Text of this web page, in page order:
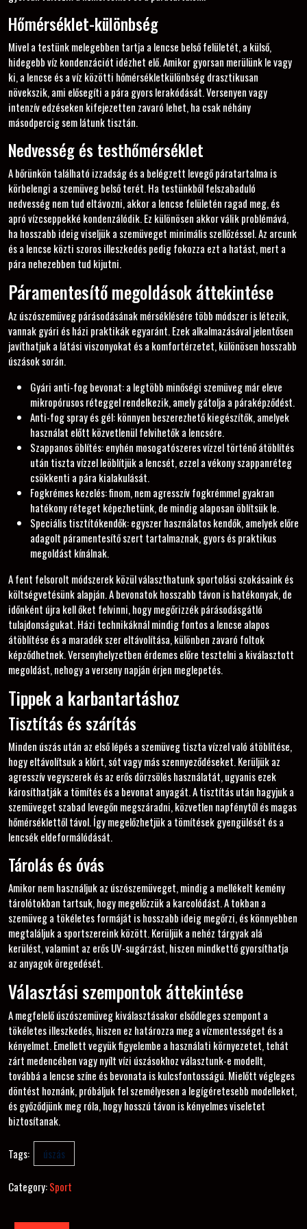
Hőmérséklet-különbség
Mivel a testünk melegebben tartja a lencse belső felületét, a külső,
hidegebb víz kondenzációt idézhet elő. Amikor gyorsan merülünk le vagy
ki, a lencse és a víz közötti hőmérsékletkülönbség drasztikusan
növekszik, ami elősegíti a pára gyors lerakódását. Versenyen vagy
intenzív edzéseken kifejezetten zavaró lehet, ha csak néhány
másodpercig sem látunk tisztán.
Nedvesség és testhőmérséklet
A bőrünkön található izzadság és a belégzett levegő páratartalma is
körbelengi a szemüveg belső terét. Ha testünkből felszabaduló
nedvesség nem tud eltávozni, akkor a lencse felületén ragad meg, és
apró vízcseppekké kondenzálódik. Ez különösen akkor válik problémává,
ha hosszabb ideig viseljük a szemüveget minimális szellőzéssel. Az arcunk
és a lencse közti szoros illeszkedés pedig fokozza ezt a hatást, mert a
pára nehezebben tud kijutni.
Páramentesítő megoldások áttekintése
Az úszószemüveg párásodásának mérséklésére több módszer is létezik,
vannak gyári és házi praktikák egyaránt. Ezek alkalmazásával jelentősen
javíthatjuk a látási viszonyokat és a komfortérzetet, különösen hosszabb
úszások során.
Gyári anti-fog bevonat: a legtöbb minőségi szemüveg már eleve
mikropórusos réteggel rendelkezik, amely gátolja a páraképződést.
Anti-fog spray és gél: könnyen beszerezhető kiegészítők, amelyek
használat előtt közvetlenül felvihetők a lencsére.
Szappanos öblítés: enyhén mosogatószeres vízzel történő átöblítés
után tiszta vízzel leöblítjük a lencsét, ezzel a vékony szappanréteg
csökkenti a pára kialakulását.
Fogkrémes kezelés: finom, nem agresszív fogkrémmel gyakran
hatékony réteget képezhetünk, de mindig alaposan öblítsük le.
Speciális tisztítókendők: egyszer használatos kendők, amelyek előre
adagolt páramentesítő szert tartalmaznak, gyors és praktikus
megoldást kínálnak.
A fent felsorolt módszerek közül választhatunk sportolási szokásaink és
költségvetésünk alapján. A bevonatok hosszabb távon is hatékonyak, de
időnként újra kell őket felvinni, hogy megőrizzék párásodásgátló
tulajdonságukat. Házi technikáknál mindig fontos a lencse alapos
átöblítése és a maradék szer eltávolítása, különben zavaró foltok
képződhetnek. Versenyhelyzetben érdemes előre tesztelni a kiválasztott
megoldást, nehogy a verseny napján érjen meglepetés.
Tippek a karbantartáshoz
Tisztítás és szárítás
Minden úszás után az első lépés a szemüveg tiszta vízzel való átöblítése,
hogy eltávolítsuk a klórt, sót vagy más szennyeződéseket. Kerüljük az
agresszív vegyszerek és az erős dörzsölés használatát, ugyanis ezek
károsíthatják a tömítés és a bevonat anyagát. A tisztítás után hagyjuk a
szemüveget szabad levegőn megszáradni, közvetlen napfénytől és magas
hőmérséklettől távol. Így megelőzhetjük a tömítések gyengülését és a
lencsék eldeformálódását.
Tárolás és óvás
Amikor nem használjuk az úszószemüveget, mindig a mellékelt kemény
tárolótokban tartsuk, hogy megelőzzük a karcolódást. A tokban a
szemüveg a tökéletes formáját is hosszabb ideig megőrzi, és könnyebben
megtaláljuk a sportszereink között. Kerüljük a nehéz tárgyak alá
kerülést, valamint az erős UV-sugárzást, hiszen mindkettő gyorsíthatja
az anyagok öregedését.
Választási szempontok áttekintése
A megfelelő úszószemüveg kiválasztásakor elsődleges szempont a
tökéletes illeszkedés, hiszen ez határozza meg a vízmentességet és a
kényelmet. Emellett vegyük figyelembe a használati környezetet, tehát
zárt medencében vagy nyílt vízi úszásokhoz választunk-e modellt,
továbbá a lencse színe és bevonata is kulcsfontosságú. Mielőtt végleges
döntést hoznánk, próbáljuk fel személyesen a legígéretesebb modelleket,
és győződjünk meg róla, hogy hosszú távon is kényelmes viseletet
biztosítanak.
Tags: úszás
Category:Sport